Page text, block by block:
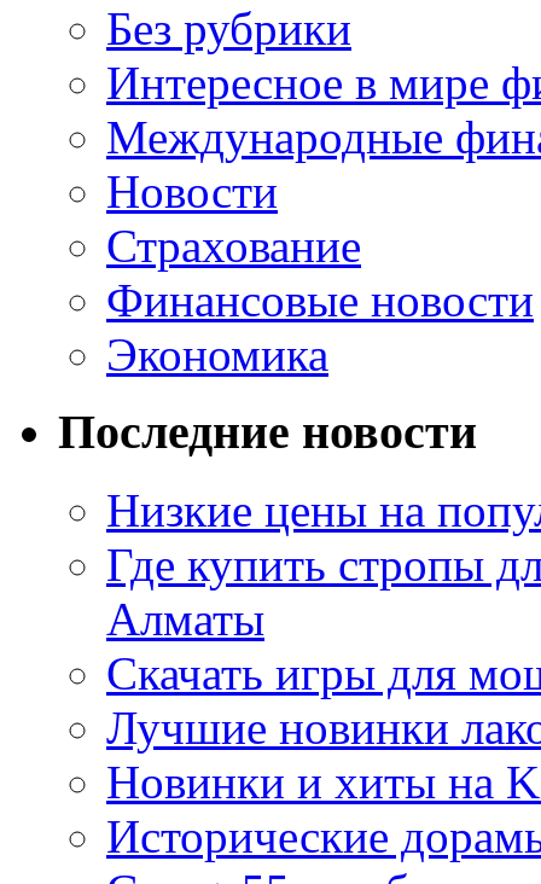
Без рубрики
Интересное в мире
Международные
Новости
Страхование
Финансовые новости
Экономика
Последние новости
Низкие цены на
Где купить стропы
Алматы
Скачать игры для
Лучшие новинки
Новинки и хиты на
Исторические